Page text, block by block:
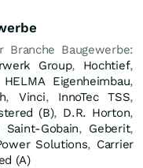
Baugewerbe:
Group, Hochtief,
HELMA Eigenheimbau,
,Vinci, InnoTec TSS,
(B), D.R. Horton,
Saint-Gobain, Geberit,
Solutions, Carrier
(A)